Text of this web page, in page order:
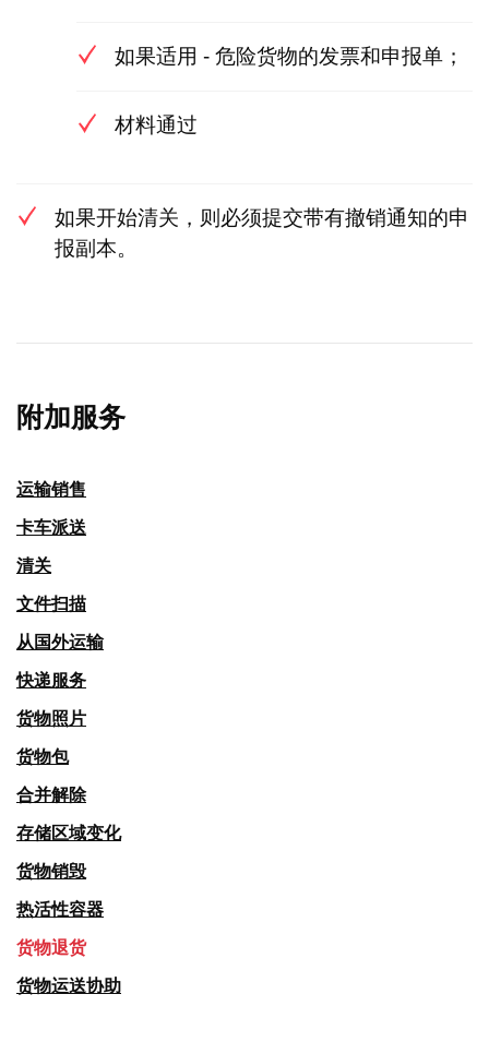
如果适用 - 危险货物的发票和申报单；
材料通过
如果开始清关，则必须提交带有撤销通知的申
报副本。
附加服务
运输销售
卡车派送
清关
文件扫描
从国外运输
快递服务
货物照片
货物包
合并解除
存储区域变化
货物销毁
热活性容器
货物退货
货物运送协助